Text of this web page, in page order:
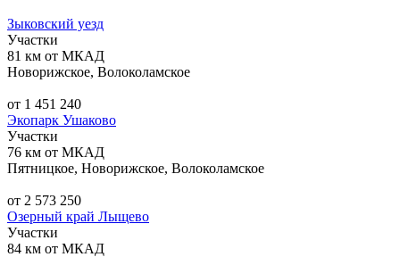
Зыковский уезд
Участки
81 км от МКАД
Новорижское, Волоколамское
от 1 451 240
Экопарк Ушаково
Участки
76 км от МКАД
Пятницкое, Новорижское, Волоколамское
от 2 573 250
Озерный край Лыщево
Участки
84 км от МКАД